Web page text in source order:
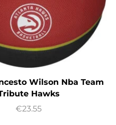
Wilson Nba Team
Hawks
€23.55